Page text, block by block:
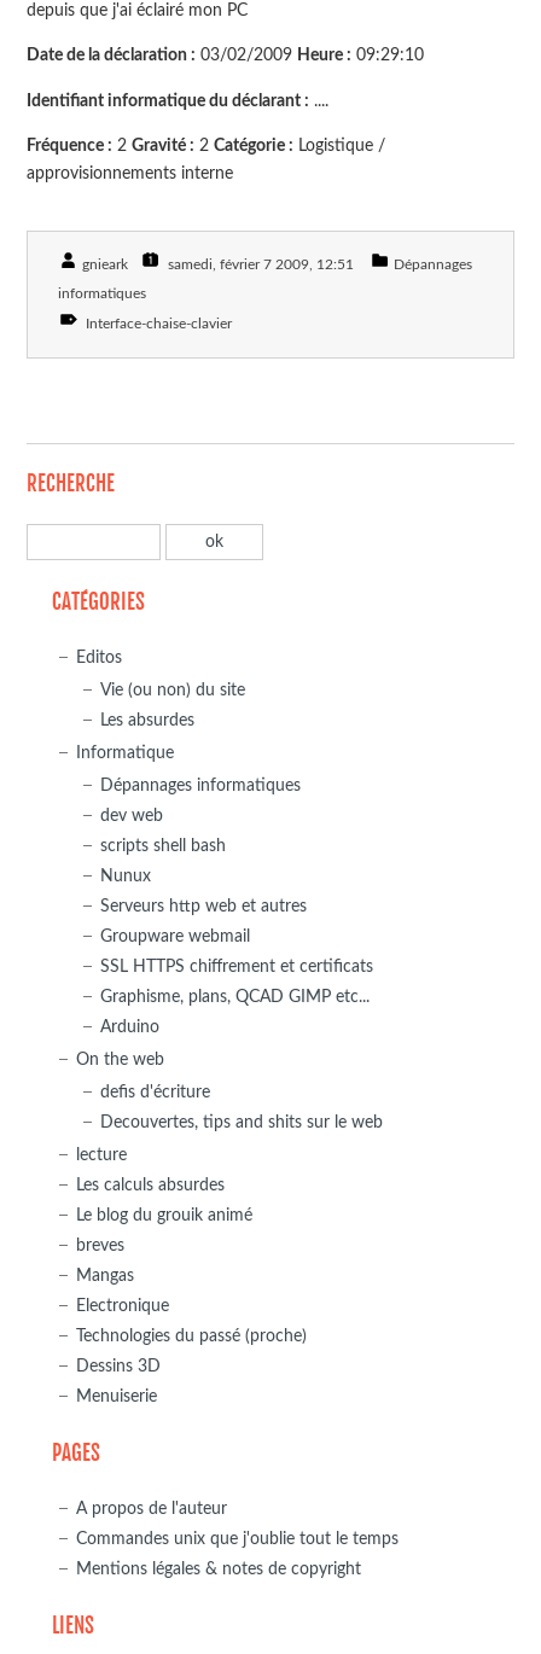
depuis que j'ai éclairé mon PC
Date de la déclaration : 03/02/2009 Heure : 09:29:10
Identifiant informatique du déclarant : ....
Fréquence : 2Gravité : 2Catégorie : Logistique /
approvisionnements interne
gnieark samedi, février 7 2009 , 12:51 Dépannages
informatiques
Interface-chaise-clavier
RECHERCHE
CATÉGORIES
Editos
Vie (ou non) du site
Les absurdes
Informatique
Dépannages informatiques
dev web
scripts shell bash
Nunux
Serveurs http web et autres
Groupware webmail
SSL HTTPS chiffrement et certificats
Graphisme, plans, QCAD GIMP etc...
Arduino
On the web
defis d'écriture
Decouvertes, tips and shits sur le web
lecture
Les calculs absurdes
Le blog du grouik animé
breves
Mangas
Electronique
Technologies du passé (proche)
Dessins 3D
Menuiserie
PAGES
A propos de l'auteur
Commandes unix que j'oublie tout le temps
Mentions légales & notes de copyright
LIENS